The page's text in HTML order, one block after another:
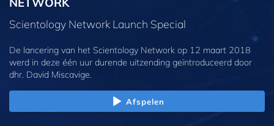
Scientology Network Launch Special
De lancering van het Scientology Network op 12 maart 2018
werd in deze één uur durende uitzending geïntroduceerd door
dhr. David Miscavige.
Afspelen